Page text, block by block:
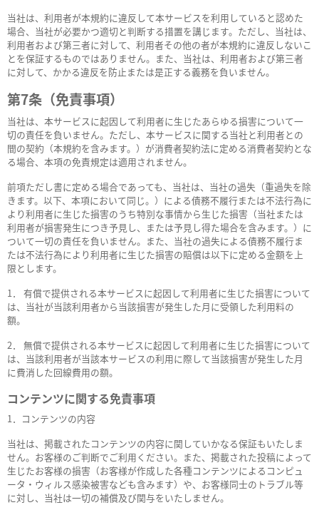
当社は、利用者が本規約に違反して本サービスを利用していると認めた
場合、当社が必要かつ適切と判断する措置を講じます。ただし、当社は、
利用者および第三者に対して、利用者その他の者が本規約に違反しないこ
とを保証するものではありません。また、当社は、利用者および第三者
に対して、かかる違反を防止または是正する義務を負いません。
第7条（免責事項）
当社は、本サービスに起因して利用者に生じたあらゆる損害について一
切の責任を負いません。ただし、本サービスに関する当社と利用者との
間の契約（本規約を含みます。）が消費者契約法に定める消費者契約とな
る場合、本項の免責規定は適用されません。
前項ただし書に定める場合であっても、当社は、当社の過失（重過失を除
きます。以下、本項において同じ。）による債務不履行または不法行為に
より利用者に生じた損害のうち特別な事情から生じた損害（当社または
利用者が損害発生につき予見し、または予見し得た場合を含みます。）に
ついて一切の責任を負いません。また、当社の過失による債務不履行ま
たは不法行為により利用者に生じた損害の賠償は以下に定める金額を上
限とします。
1． 有償で提供される本サービスに起因して利用者に生じた損害について
は、当社が当該利用者から当該損害が発生した月に受領した利用料の
額。
2． 無償で提供される本サービスに起因して利用者に生じた損害について
は、当該利用者が当該本サービスの利用に際して当該損害が発生した月
に費消した回線費用の額。
コンテンツに関する免責事項
1．コンテンツの内容
当社は、掲載されたコンテンツの内容に関していかなる保証もいたしま
せん。お客様のご判断でご利用ください。また、掲載された投稿によって
生じたお客様の損害（お客様が作成した各種コンテンツによるコンピュ
ータ・ウィルス感染被害なども含みます）や、お客様同士のトラブル等
に対し、当社は一切の補償及び関与をいたしません。